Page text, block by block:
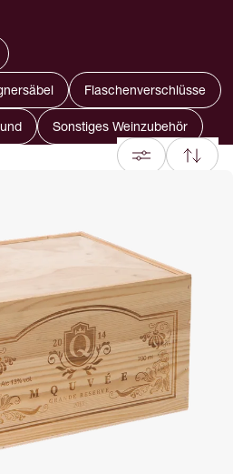
zu machen.
ein geschätztes Geschenk für
ein exklusiver
ist ein persönliches und
Anlass.
Sie Hilfe bei der Auswahl des richtigen
Flaschenverschlüsse
Sonstiges Weinzubehör